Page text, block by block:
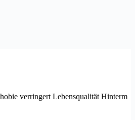
verringert Lebensqualität Hinterm